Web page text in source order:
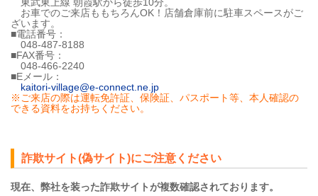
お車でのご来店ももちろんOK！店舗倉庫前に駐車スペースがご
ざいます。
■電話番号：
048-487-8188
■FAX番号：
048-466-2240
■Eメール：
kaitori-village@e-connect.ne.jp
※ご来店の際は運転免許証、保険証、パスポート等、本人確認の
できる資料をお持ちください。
詐欺サイト(偽サイト)にご注意ください
現在、弊社を装った詐欺サイトが複数確認されております。